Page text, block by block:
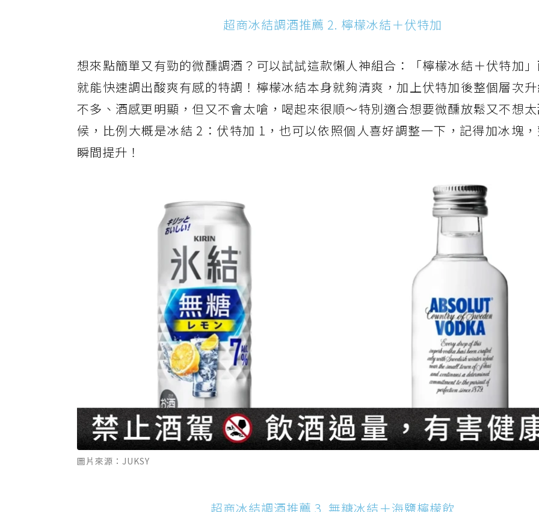
超商冰結調酒推薦 2. 檸檬冰結＋伏特加
想來點簡單又有勁的微醺調酒？可以試試這款懶人神組合：「檸檬冰結＋伏特加
就能快速調出酸爽有感的特調！檸檬冰結本身就夠清爽，加上伏特加後整個層次
不多、酒感更明顯，但又不會太嗆，喝起來很順～特別適合想要微醺放鬆又不想
候，比例大概是冰結 2：伏特加 1，也可以依照個人喜好調整一下，記得加冰塊
瞬間提升！
圖片來源：JUKSY
超商冰結調酒推薦 3. 無糖冰結＋海鹽檸檬飲